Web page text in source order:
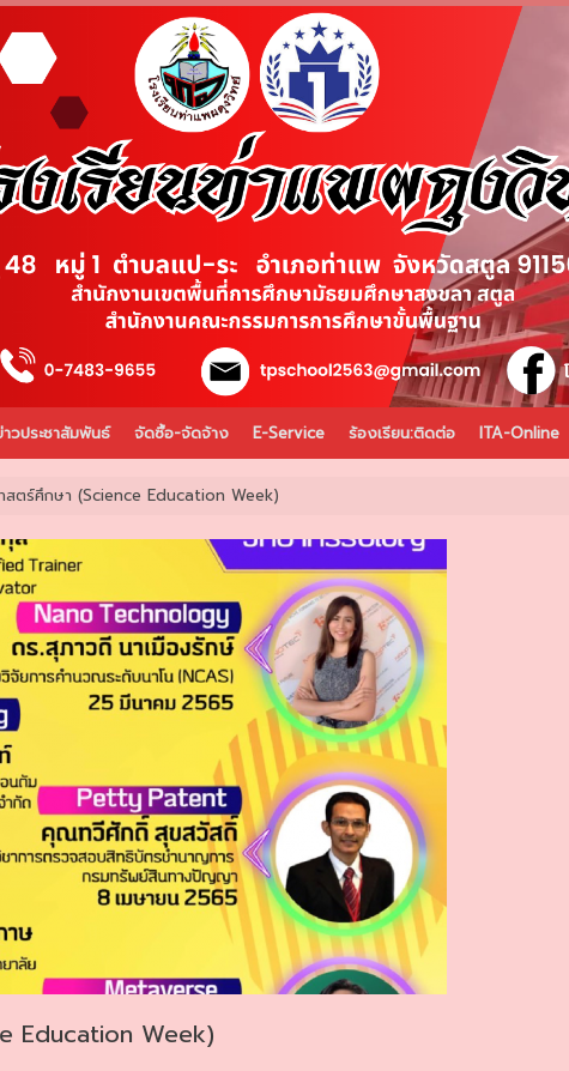
วประชาสัมพันธ์ จัดซื้อ-จัดจ้าง E-Service ร้องเรียน:ติดต่อ ITA-Online
สตร์ศึกษา (Science Education Week)
Education Week)